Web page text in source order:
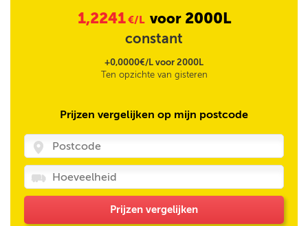
1,2241€/L voor 2000L
constant
+0,0000€/L voor 2000L
Ten opzichte van gisteren
Prijzen vergelijken op mijn postcode
Prijzen vergelijken